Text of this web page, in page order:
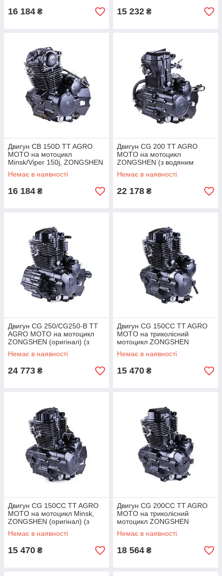
16 184 ₴ 15 232 ₴
Двигун CB 150D TT AGRO
MOTO на мотоцикл
Minsk/Viper 150j, ZONGSHEN
(з повітряним охолодженням,
бензиновий)
Немає в наявності
16 184 ₴
Двигун CG 200 TT AGRO
MOTO на мотоцикл
ZONGSHEN (з водяним
охолодженням, бензиновий),
механіка, 5 передач
Немає в наявності
22 178 ₴
Двигун CG 250/CG250-B TT
AGRO MOTO на мотоцикл
ZONGSHEN (оригінал) (з
повітряним охолодженням,
бензиновий), механіка +
Немає в наявності
24 773 ₴
Двигун СG 150CC TT AGRO
MOTO на триколісний
мотоцикл ZONGSHEN
(оригінал) (з повітряним
охолодженням, бензиновий)
Немає в наявності
15 470 ₴
Двигун СG 150СС TT AGRO
MOTO на мотоцикл Minsk,
ZONGSHEN (оригінал) (з
повітряним охолодженням,
бензиновий)
Немає в наявності
15 470 ₴
Двигун СG 200CC TT AGRO
MOTO на триколісний
мотоцикл ZONGSHEN
(оригінал) (з повітряним
охолодженням, бензиновий)
Немає в наявності
18 564 ₴